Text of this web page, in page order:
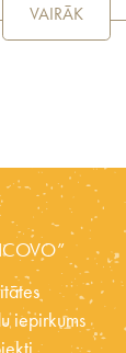
VAIRĀK
iepirkums